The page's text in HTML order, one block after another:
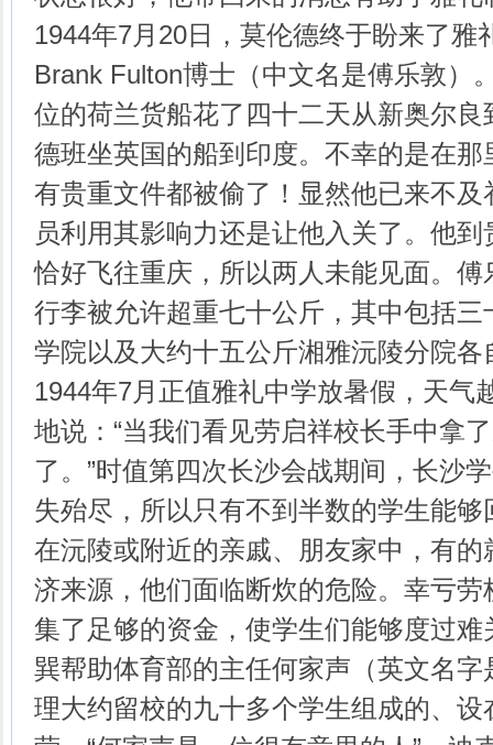
1944年7月20日，莫伦德终于盼来了雅
Brank Fulton博士（中文名是傅乐敦）
位的荷兰货船花了四十二天从新奥尔
德班坐英国的船到印度。不幸的是在
有贵重文件都被偷了！显然他已来不
员利用其影响力还是让他入关了。他
恰好飞往重庆，所以两人未能见面。
行李被允许超重七十公斤，其中包括
学院以及大约十五公斤湘雅沅陵分院各
1944年7月正值雅礼中学放暑假，天气
地说：“当我们看见劳启祥校长手中拿
了。”时值第四次长沙会战期间，长沙
失殆尽，所以只有不到半数的学生能
在沅陵或附近的亲戚、朋友家中，有
济来源，他们面临断炊的危险。幸亏
集了足够的资金，使学生们能够度过
巽帮助体育部的主任何家声（英文名
理大约留校的九十多个学生组成的、